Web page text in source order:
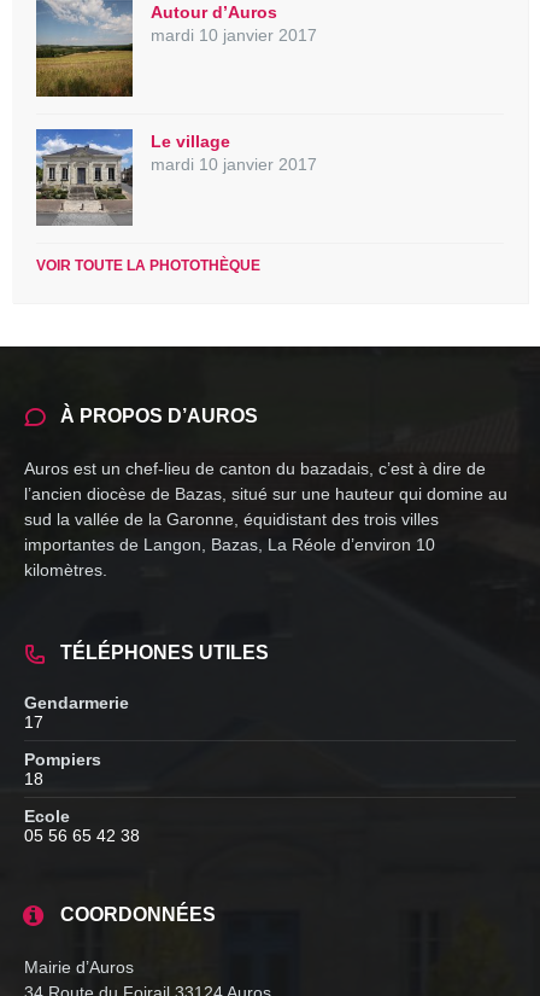
Autour d’Auros
mardi 10 janvier 2017
Le village
mardi 10 janvier 2017
VOIR TOUTE LA PHOTOTHÈQUE
À PROPOS D’AUROS
Auros est un chef-lieu de canton du bazadais, c’est à dire de
l’ancien diocèse de Bazas, situé sur une hauteur qui domine au
sud la vallée de la Garonne, équidistant des trois villes
importantes de Langon, Bazas, La Réole d’environ 10
kilomètres.
TÉLÉPHONES UTILES
Gendarmerie
17
Pompiers
18
Ecole
05 56 65 42 38
COORDONNÉES
Mairie d’Auros
34 Route du Foirail 33124 Auros